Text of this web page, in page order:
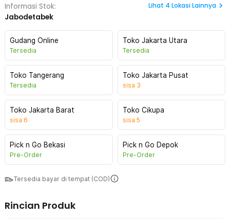
Informasi Stok:
Jabodetabek
Lihat 4 Lokasi Lainnya
Gudang Online
Tersedia
Toko Jakarta Utara
Tersedia
Toko Tangerang
Tersedia
Toko Jakarta Pusat
sisa 3
Toko Jakarta Barat
sisa 6
Toko Cikupa
sisa 5
Pick n Go Bekasi
Pre-Order
Pick n Go Depok
Pre-Order
Tersedia bayar di tempat (COD)
Rincian Produk